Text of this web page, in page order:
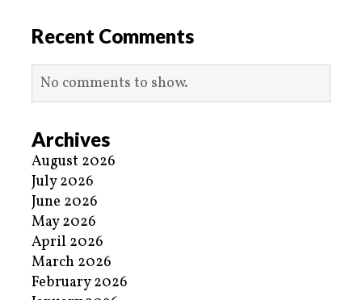
Recent Comments
No comments to show.
Archives
August 2026
July 2026
June 2026
May 2026
April 2026
March 2026
February 2026